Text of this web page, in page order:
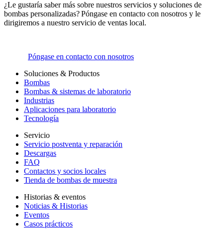
¿Le gustaría saber más sobre nuestros servicios y soluciones de
bombas personalizadas? Póngase en contacto con nosotros y le
dirigiremos a nuestro servicio de ventas local.
Póngase en contacto con nosotros
Soluciones & Productos
Bombas
Bombas & sistemas de laboratorio
Industrias
Aplicaciones para laboratorio
Tecnología
Servicio
Servicio postventa y reparación
Descargas
FAQ
Contactos y socios locales
Tienda de bombas de muestra
Historias & eventos
Noticias & Historias
Eventos
Casos prácticos